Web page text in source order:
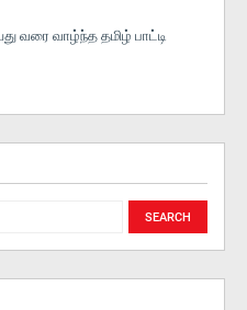
வரை வாழ்ந்த தமிழ் பாட்டி